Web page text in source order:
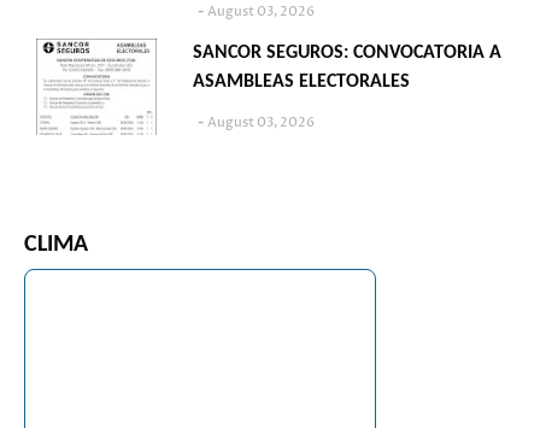
August 03, 2026
SANCOR SEGUROS: CONVOCATORIA A
ASAMBLEAS ELECTORALES
August 03, 2026
CLIMA